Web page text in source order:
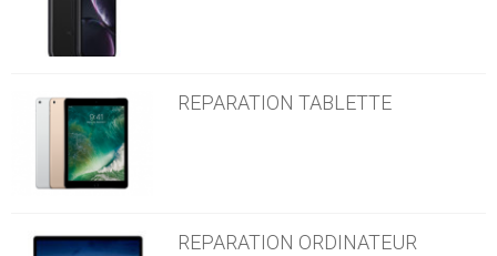
REPARATION TABLETTE
REPARATION ORDINATEUR